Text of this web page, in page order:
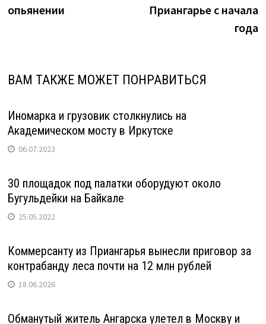
опьянении
Приангарье с начала
года
ВАМ ТАКЖЕ МОЖЕТ ПОНРАВИТЬСЯ
Иномарка и грузовик столкнулись на
Академическом мосту в Иркутске
06.07.2023
30 площадок под палатки оборудуют около
Бугульдейки на Байкале
25.05.2022
Коммерсанту из Приангарья вынесли приговор за
контрабанду леса почти на 12 млн рублей
18.06.2026
Обманутый житель Ангарска улетел в Москву и